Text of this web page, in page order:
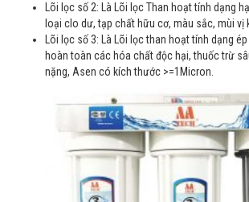
Lõi lọc số 2: Là Lõi lọc Than hoạt tính dạng
loại clo dư, tạp chất hữu cơ, màu sắc, mùi vị
Lõi lọc số 3: Là Lõi lọc than hoạt tính dạng
hoàn toàn các hóa chất độc hại, thuốc trừ
nặng, Asen có kích thước >=1Micron.